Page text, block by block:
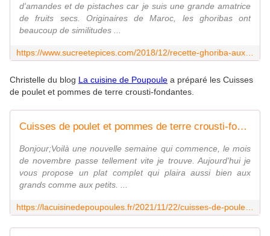
d'amandes et de pistaches car je suis une grande amatrice
de fruits secs. Originaires de Maroc, les ghoribas ont
beaucoup de similitudes ...
Christelle du blog La cuisine de Poupoule a préparé les Cuisses
de poulet et pommes de terre crousti-fondantes.
Cuisses de poulet et pommes de terre crousti-fondantes
Bonjour;Voilà une nouvelle semaine qui commence, le mois
de novembre passe tellement vite je trouve. Aujourd'hui je
vous propose un plat complet qui plaira aussi bien aux
grands comme aux petits. ...